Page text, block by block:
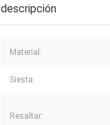
descripción
Material:
Siesta:
Resaltar: